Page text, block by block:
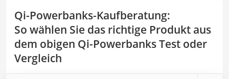
Qi-Powerbanks-Kaufberatung:
So wählen Sie das richtige Produkt aus
dem obigen Qi-Powerbanks Test oder
Vergleich